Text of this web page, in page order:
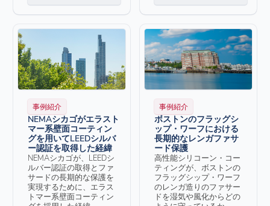
事例紹介
NEMAシカゴがエラスト
マー系壁面コーティン
グを用いてLEEDシルバ
ー認証を取得した経緯
NEMAシカゴが、LEEDシ
ルバー認証の取得とファ
サードの長期的な保護を
実現するために、エラス
トマー系壁面コーティン
事例紹介
ボストンのフラッグシ
ップ・ワーフにおける
長期的なレンガファサ
ード保護
高性能シリコーン・コー
ティングが、ボストンの
フラッグシップ・ワーフ
のレンガ造りのファサー
ドを湿気や風化からどの